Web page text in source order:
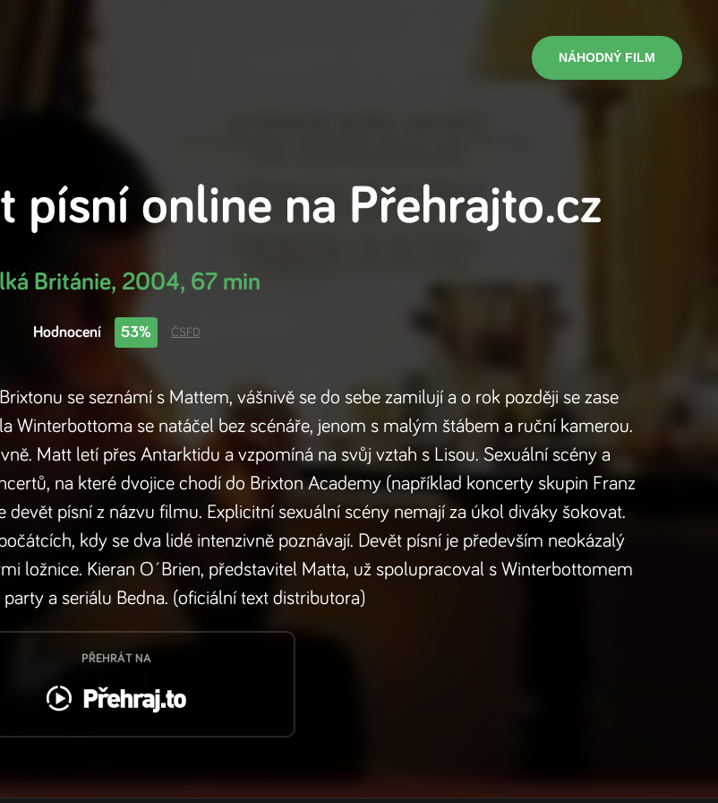
NÁHODNÝ FILM
písní online na Přehrajto.cz
Británie, 2004, 67 min
Hodnocení 53% ČSFD
se seznámí s Mattem, vášnivě se do sebe zamilují a o rok později se zase
Winterbottoma se natáčel bez scénáře, jenom s malým štábem a ruční kamerou.
Matt letí přes Antarktidu a vzpomíná na svůj vztah s Lisou. Sexuální scény a
na které dvojice chodí do Brixton Academy (například koncerty skupin Franz
písní z názvu filmu. Explicitní sexuální scény nemají za úkol diváky šokovat.
kdy se dva lidé intenzivně poznávají. Devět písní je především neokázalý
ložnice. Kieran O´Brien, představitel Matta, už spolupracoval s Winterbottomem
a seriálu Bedna. (oficiální text distributora)
PŘEHRÁT NA